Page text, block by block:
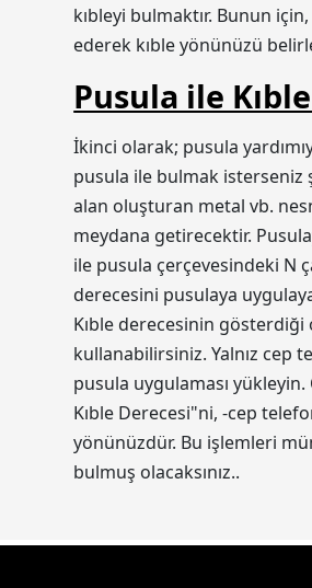
kıbleyi bulmaktır. Bunun
ederek kıble yönünüzü
Pusula ile
İkinci olarak; pusula
pusula ile bulmak isterseniz
alan oluşturan metal vb.
meydana getirecektir.
ile pusula çerçevesindeki N
derecesini pusulaya
Kıble derecesinin
kullanabilirsiniz. Yalnız cep
pusula uygulaması
Kıble Derecesi"ni, -cep
yönünüzdür. Bu işlemleri
bulmuş olacaksınız..